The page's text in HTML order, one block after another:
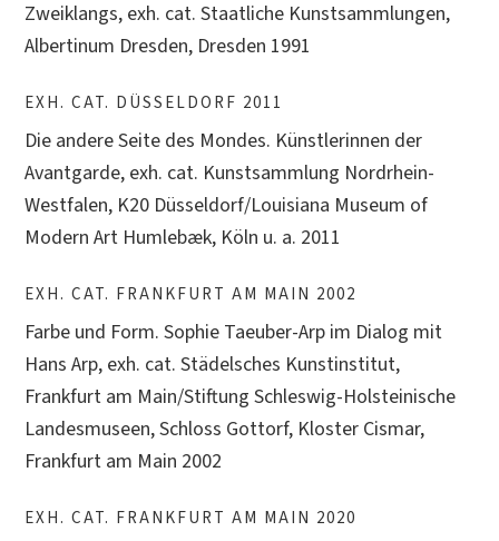
Zweiklangs, exh. cat. Staatliche Kunstsammlungen,
Albertinum Dresden, Dresden 1991
EXH. CAT. DÜSSELDORF 2011
Die andere Seite des Mondes. Künstlerinnen der
Avantgarde, exh. cat. Kunstsammlung Nordrhein-
Westfalen, K20 Düsseldorf/Louisiana Museum of
Modern Art Humlebæk, Köln u. a. 2011
EXH. CAT. FRANKFURT AM MAIN 2002
Farbe und Form. Sophie Taeuber-Arp im Dialog mit
Hans Arp, exh. cat. Städelsches Kunstinstitut,
Frankfurt am Main/Stiftung Schleswig-Holsteinische
Landesmuseen, Schloss Gottorf, Kloster Cismar,
Frankfurt am Main 2002
EXH. CAT. FRANKFURT AM MAIN 2020